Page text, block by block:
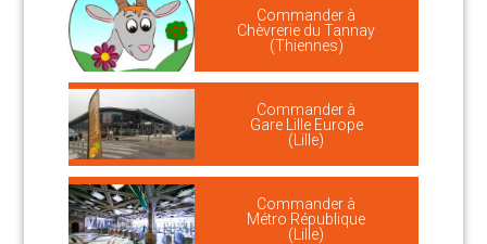
Commander à
Chèvrerie du Tannay
(Thiennes)
Commander à
Gare Lille Europe
(Lille)
Commander à
Métro République
(Lille)